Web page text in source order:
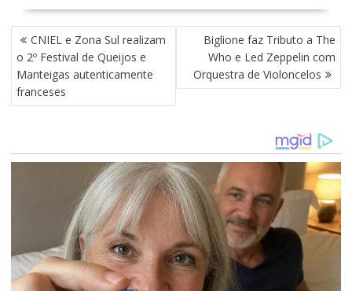
N
A
V
E
G
Ã
S
T
CNIEL e Zona Sul realizam
o 2º Festival de Queijos e
Manteigas autenticamente
franceses
Biglione faz Tributo a The
Who e Led Zeppelin com
Orquestra de Violoncelos